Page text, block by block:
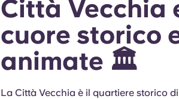
Città Vecchia
cuore storico
animate 🏛️
La Città Vecchia è il quartiere storico